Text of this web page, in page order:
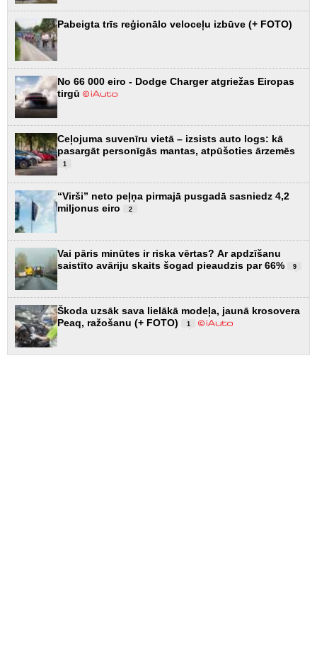
Pabeigta trīs reģionālo veloceļu izbūve (+ FOTO)
No 66 000 eiro - Dodge Charger atgriežas Eiropas
tirgū
Ceļojuma suvenīru vietā – izsists auto logs: kā
pasargāt personīgās mantas, atpūšoties ārzemēs
1
“Virši” neto peļņa pirmajā pusgadā sasniedz 4,2
miljonus eiro
2
Vai pāris minūtes ir riska vērtas? Ar apdzīšanu
saistīto avāriju skaits šogad pieaudzis par 66%
9
Škoda uzsāk sava lielākā modeļa, jaunā krosovera
Peaq, ražošanu (+ FOTO)
1